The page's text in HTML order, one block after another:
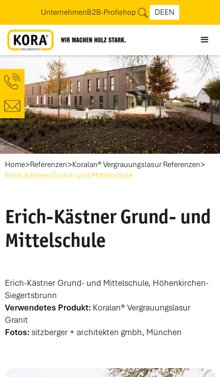
UnternehmenB2B-Profishop DEEN
Home>Referenzen>Koralan® Vergrauungslasur Referenzen>
Erich-Kästner Grund- und Mittelschule
Erich-Kästner Grund- und
Mittelschule
Erich-Kästner Grund- und Mittelschule, Höhenkirchen-
Siegertsbrunn
Verwendetes Produkt: Koralan® Vergrauungslasur
Granit
Fotos: sitzberger + architekten gmbh, München